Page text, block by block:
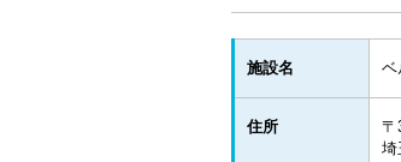
施設名 ベ
住所
〒
埼